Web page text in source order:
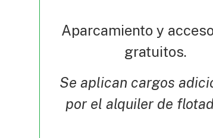
Aparcamiento y
gratuitos.
Se aplican cargos
por el alquiler de